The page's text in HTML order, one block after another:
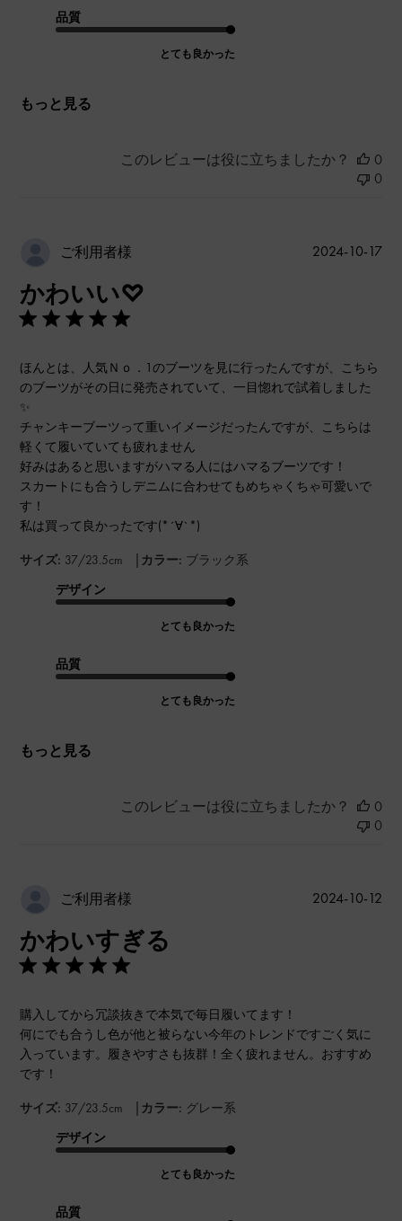
品質
とても良かった
もっと見る
このレビューは役に立ちましたか？
0
0
ご利用者様
かわいい♡
ほんとは、人気Ｎｏ．1のブーツを見に行ったんですが、こちら
のブーツがその日に発売されていて、一目惚れで試着しました
✨
チャンキーブーツって重いイメージだったんですが、こちらは
軽くて履いていても疲れません
好みはあると思いますがハマる人にはハマるブーツです！
スカートにも合うしデニムに合わせてもめちゃくちゃ可愛いで
す！
私は買って良かったです(*´∀`*)
サイズ: 37/23.5cm | カラー: ブラック系
デザイン
とても良かった
品質
とても良かった
もっと見る
公
2024-10-17
このレビューは役に立ちましたか？
0
0
ご利用者様
かわいすぎる
購入してから冗談抜きで本気で毎日履いてます！
何にでも合うし色が他と被らない今年のトレンドですごく気に
入っています。履きやすさも抜群！全く疲れません。おすすめ
です！
サイズ: 37/23.5cm | カラー: グレー系
デザイン
とても良かった
品質
公
2024-10-12